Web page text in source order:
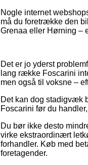
Nogle internet
må du foretrække den
Grenaa eller Hørning –
Det er jo yderst
lang række Foscarini
men også til voksne –
Det kan dog stadigvæk
Foscarini før du
Du bør ikke desto
virke ekstraordinært
forhandler. Køb med
foretagender.